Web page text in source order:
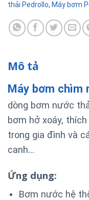
thải Pedrollo, Máy bơm
Mô tả
Máy bơm chìm
dòng bơm nước
bơm hở xoáy,
trong gia đình và
canh…
Ứng dụng:
Bơm nước hệ